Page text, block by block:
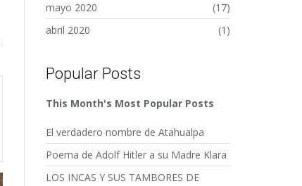
mayo 2020
(17)
abril 2020
(1)
Popular Posts
This Month's Most Popular Posts
El verdadero nombre de Atahualpa
Poema de Adolf Hitler a su Madre Klara
LOS INCAS Y SUS TAMBORES DE